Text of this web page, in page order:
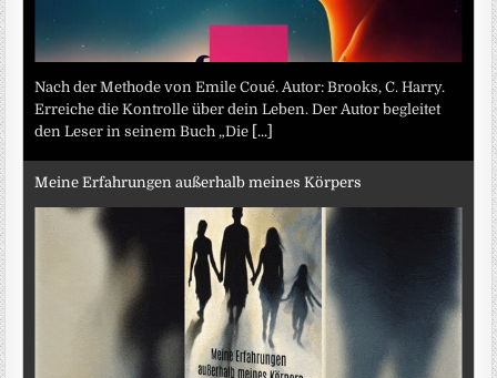
Nach der Methode von Emile Coué. Autor: Brooks, C. Harry.
Erreiche die Kontrolle über dein Leben. Der Autor begleitet
den Leser in seinem Buch „Die [...]
Meine Erfahrungen außerhalb meines Körpers